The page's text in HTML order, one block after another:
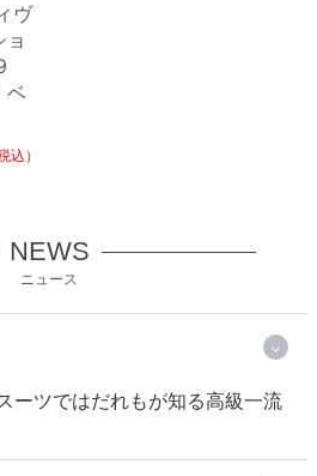
ヴ
ョ
ベ
込）
NEWS
ニュース
ーツではだれもが知る高級一流